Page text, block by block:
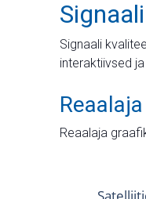
Signaali
interaktiivsed
Reaalaja